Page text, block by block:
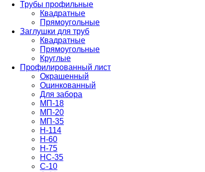
Трубы профильные
Квадратные
Прямоугольные
Заглушки для труб
Квадратные
Прямоугольные
Круглые
Профилированный лист
Окрашенный
Оцинкованный
Для забора
МП-18
МП-20
МП-35
Н-114
Н-60
Н-75
НС-35
С-10